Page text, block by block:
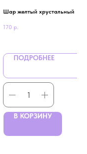
Шар желтый хрустальный
170 р.
ПОДРОБНЕЕ
В КОРЗИНУ